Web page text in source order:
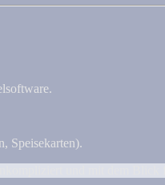
Speisekarten).